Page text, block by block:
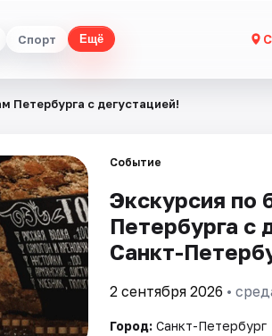
Спорт Ещё
Петербурга с дегустацией!
Событие
Экскурсия по
Петербурга с
Санкт-
2 сентября 2026 •
Город: Санкт-Петербург